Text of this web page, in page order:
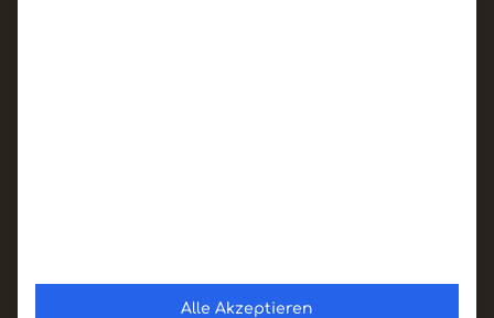
Alle Akzeptieren